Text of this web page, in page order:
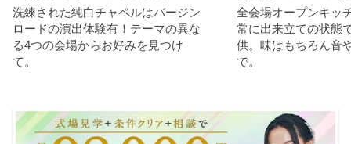
洗練された純白チャペルはバージン
ロードの演出体験有！テーマの異な
る4つの会場からお好みを見つけ
て。
全会場オープンキッ
常に出来立ての状態
供。味はもちろん音
で。